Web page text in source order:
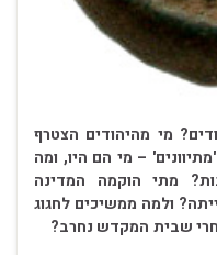
מי מהיהודים הצטרף
– מי הם היו, ומה
מתי הוקמה המדינה
ולמה ממשיכים לחגוג
שבית המקדש נחרב?